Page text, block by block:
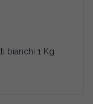
bianchi 1 Kg